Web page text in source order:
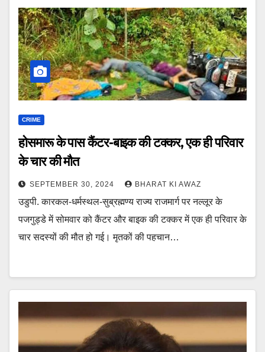
CRIME
होसमारू के पास कैंटर-बाइक की टक्कर, एक ही परिवार
के चार की मौत
SEPTEMBER 30, 2024 BHARAT KI AWAZ
उडुपी. कारकल-धर्मस्थल-सुब्रह्मण्य राज्य राजमार्ग पर नल्लूर के
पजगुड्डे में सोमवार को कैंटर और बाइक की टक्कर में एक ही परिवार के
चार सदस्यों की मौत हो गई। मृतकों की पहचान…